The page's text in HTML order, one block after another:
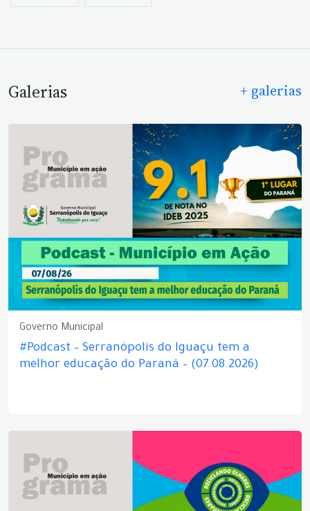
Galerias + galerias
Governo Municipal
#Podcast – Serranópolis do Iguaçu tem a
melhor educação do Paraná – (07.08.2026)